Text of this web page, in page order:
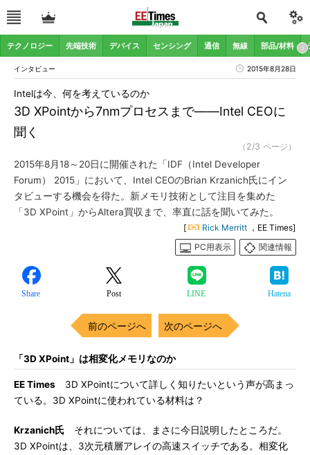
テクノロジー 先端技術 デバイス センシング 通信 無線 部品/材料
インタビュー 2015年8月28日
3D XPointから7nmプロセスまで――Intel CEOに
聞く
Intelは今、何を考えているのか
（2/3 ページ）
2015年8月18～20日に開催された「IDF（Intel Developer
Forum） 2015」において、Intel CEOのBrian Krzanich氏にイン
タビューする機会を得た。新メモリ技術として注目を集めた
「3D XPoint」からAltera買収まで、率直に話を聞いてみた。
[ Rick Merritt ，EE Times]
PC用表示
関連情報
Share Post LINE Hatena
前のページへ 次のページへ
「3D XPoint」は相変化メモリなのか
EE Times 3D XPointについて詳しく知りたいという声が高まっ
ている。3D XPointに使われている材料は？
Krzanich氏 それについては、まさに今日説明したところだ。
3D XPointは、3次元積層アレイの高速スイッチである。相変化